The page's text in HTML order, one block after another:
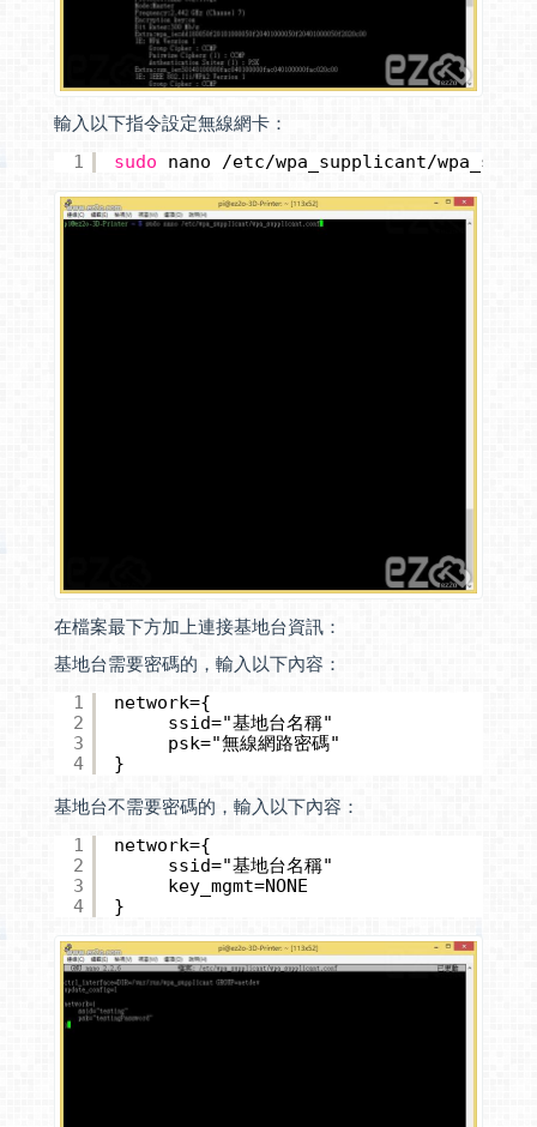
輸入以下指令設定無線網卡：
1 sudo nano /etc/wpa_supplicant/
在檔案最下方加上連接基地台資訊：
基地台需要密碼的，輸入以下內容：
1
2
3
4
network={
ssid="基地台名稱"
psk="無線網路密碼"
}
基地台不需要密碼的，輸入以下內容：
1
2
3
4
network={
ssid="基地台名稱"
key_mgmt=NONE
}